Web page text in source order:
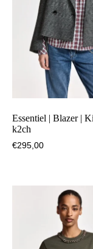
Essentiel | Blazer |
k2ch
€295,00